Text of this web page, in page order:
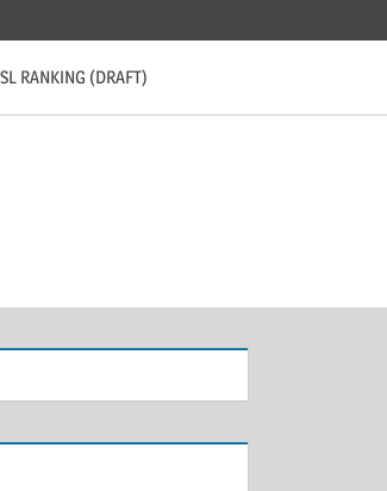
RANKING (DRAFT)